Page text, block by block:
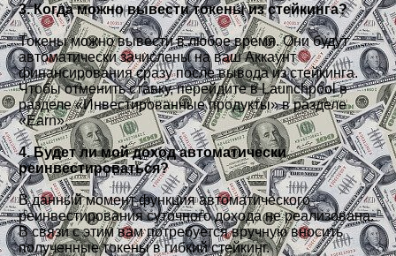
3. Когда можно вывести токены из стейкинга?
Токены можно вывести в любое время. Они будут
автоматически зачислены на ваш Аккаунт
финансирования сразу после вывода из стейкинга.
Чтобы отменить ставку, перейдите в Launchpool в
разделе «Инвестированные продукты» в разделе
«Earn».
4. Будет ли мой доход автоматически
реинвестироваться?
В данный момент функция автоматического
реинвестирования суточного дохода не реализована.
В связи с этим вам потребуется вручную вносить
полученные токены в гибкий стейкинг.